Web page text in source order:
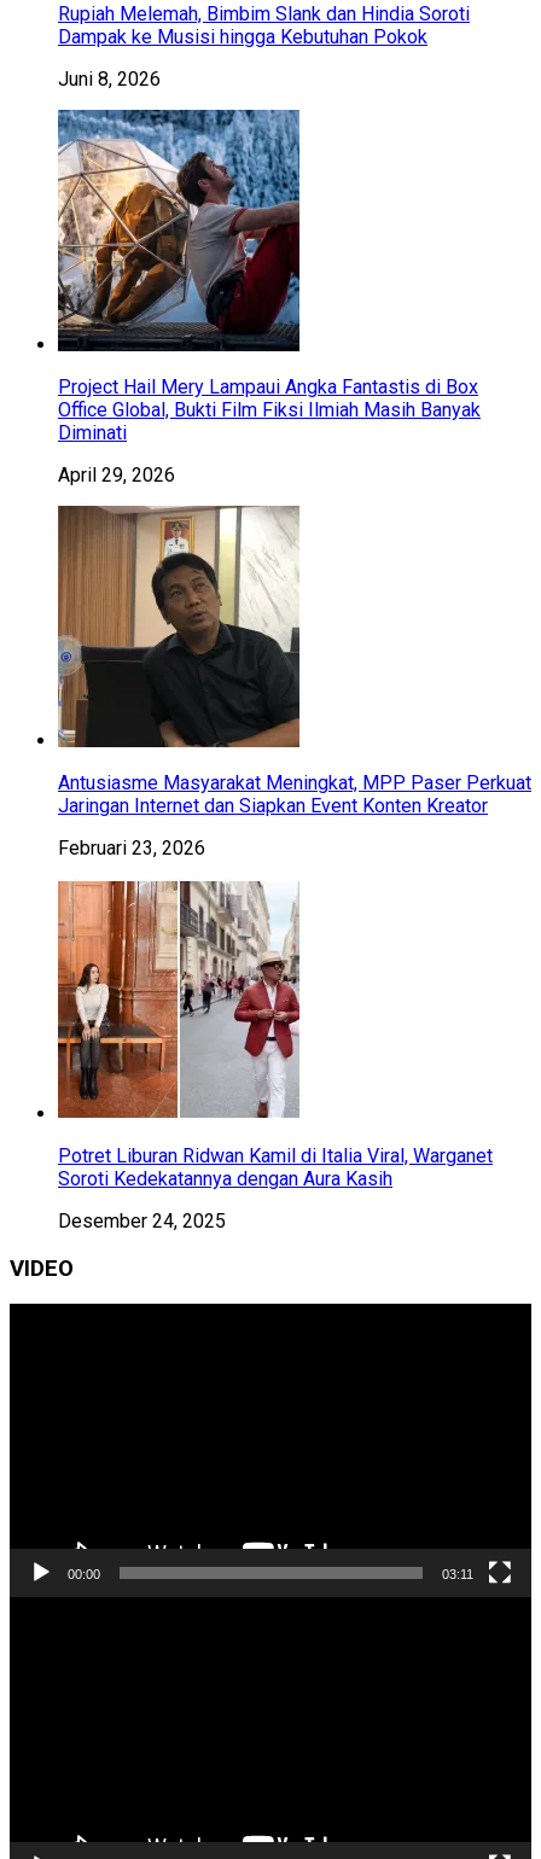
Rupiah Melemah, Bimbim Slank dan Hindia Soroti
Dampak ke Musisi hingga Kebutuhan Pokok
Juni 8, 2026
Project Hail Mery Lampaui Angka Fantastis di Box
Office Global, Bukti Film Fiksi Ilmiah Masih Banyak
Diminati
April 29, 2026
Antusiasme Masyarakat Meningkat, MPP Paser Perkuat
Jaringan Internet dan Siapkan Event Konten Kreator
Februari 23, 2026
Potret Liburan Ridwan Kamil di Italia Viral, Warganet
Soroti Kedekatannya dengan Aura Kasih
Desember 24, 2025
VIDEO
00:00 03:11